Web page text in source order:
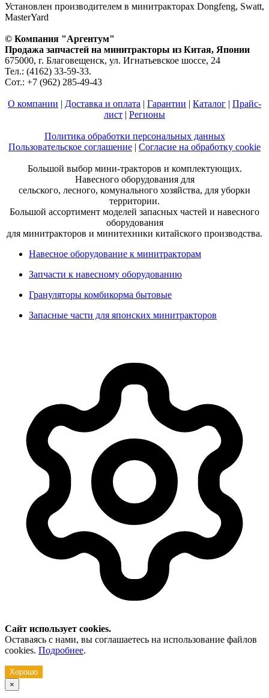
Установлен производителем в минитракторах Dongfeng, Swatt,
MasterYard
© Компания "Аргентум"
Продажа запчастей на минитракторы из Китая, Японии
675000, г. Благовещенск, ул. Игнатьевское шоссе, 24
Тел.: (4162) 33-59-33.
Сот.: +7 (962) 285-49-43
О компании | Доставка и оплата | Гарантии | Каталог | Прайс-
лист | Регионы
Политика обработки персональных данных
Пользовательское соглашение | Согласие на обработку cookie
Большой выбор мини-тракторов и комплектующих.
Навесного оборудования для
сельского, лесного, комунального хозяйства, для уборки
территории.
Большой ассортимент моделей запасных частей и навесного
оборудования
для минитракторов и минитехники китайского производства.
Навесное оборудование к минитракторам
Запчасти к навесному оборудованию
Грануляторы комбикорма бытовые
Запасные части для японских минитракторов
Сайт использует cookies.
Оставаясь с нами, вы соглашаетесь на использование файлов
cookies. Подробнее.
Хорошо
×